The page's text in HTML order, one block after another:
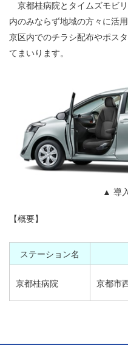
京都桂病院とタイムズモビ
内のみならず地域の方々に活
京区内でのチラシ配布やポス
てまいります。
▲ 導入車
【概要】
ステーション名
京都桂病院 京都市